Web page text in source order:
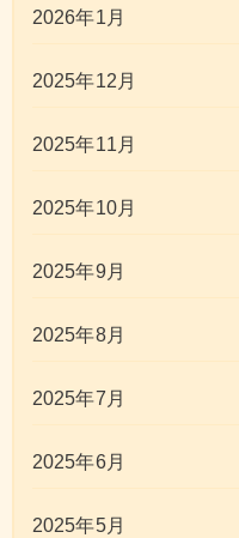
2026年1月
2025年12月
2025年11月
2025年10月
2025年9月
2025年8月
2025年7月
2025年6月
2025年5月